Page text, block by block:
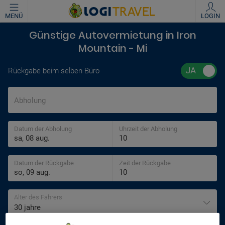
MENÜ LOGIN
Günstige Autovermietung in Iron
Mountain - Mi
Rückgabe beim selben Büro
Abholung
Datum der Abholung Uhrzeit der Abholung
Datum der Rückgabe Zeit der Rückgabe
Alter des Fahrers
30 jahre